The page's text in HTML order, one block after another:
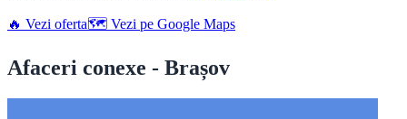
🔥 Vezi oferta🗺️ Vezi pe Google Maps
Afaceri conexe - Brașov